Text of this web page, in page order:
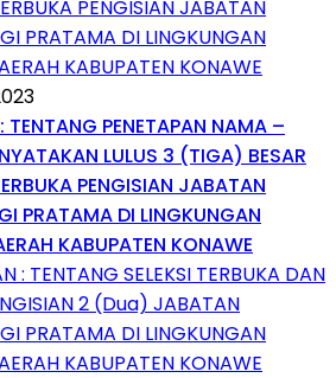
TENTANG PENETAPAN NAMA –
LULUS 3 (TIGA) BESAR
PENGISIAN JABATAN
PRATAMA DI LINGKUNGAN
KABUPATEN KONAWE